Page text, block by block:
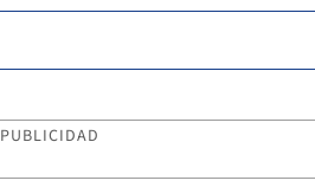
PUBLICIDAD